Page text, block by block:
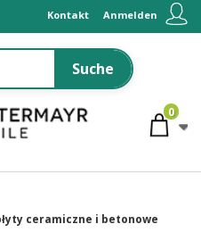
Anmelden
Kontakt
Suche
0
ceramiczne i betonowe